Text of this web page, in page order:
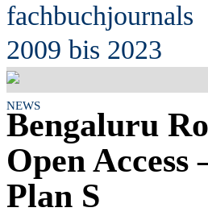
fachbuchjournals
2009 bis 2023
NEWS
Bengaluru
Open Access
Plan S